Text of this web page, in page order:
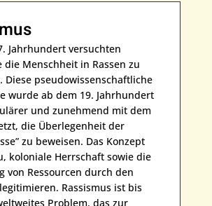
Jahrhundert versuchten
die Menschheit in Rassen zu
Diese pseudowissenschaftliche
wurde ab dem 19. Jahrhundert
und zunehmend mit dem
die Überlegenheit der
zu beweisen. Das Konzept
koloniale Herrschaft sowie die
von Ressourcen durch den
Rassismus ist bis
Problem, das zur